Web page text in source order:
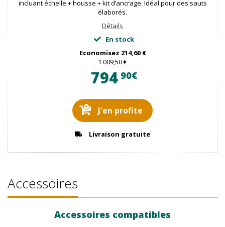
incluant échelle + housse + kit d’ancrage. Idéal pour des sauts
élaborés.
Détails
En stock
Economisez 214,60 €
1 009,50 €
794 90€
J'en profite
Livraison gratuite
Accessoires
Accessoires compatibles